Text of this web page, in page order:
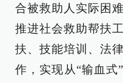
合被救助人实际困
推进社会救助帮扶
扶、技能培训、法
作，实现从“输血式